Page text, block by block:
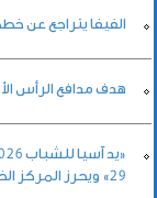
الفيفا يتراجع عن
هدف مدافع الرأس
29» ويحرز المركز الخامس